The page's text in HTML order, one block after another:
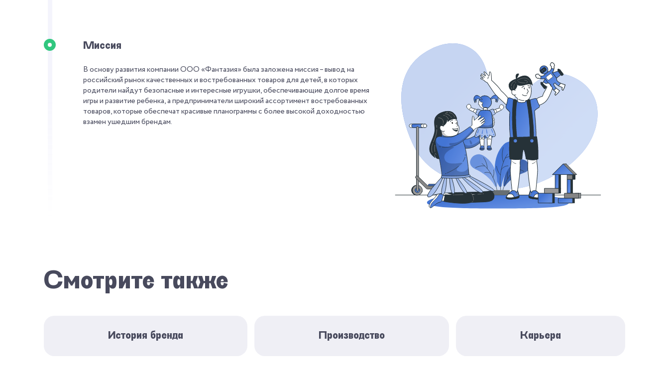
Миссия
В основу развития компании ООО «Фантазия» была заложена миссия – вывод на
российский рынок качественных и востребованных товаров для детей, в которых
родители найдут безопасные и интересные игрушки, обеспечивающие долгое время
игры и развитие ребенка, а предприниматели широкий ассортимент востребованных
товаров, которые обеспечат красивые планограммы с более высокой доходностью
взамен ушедшим брендам.
Смотрите также
История бренда Производство Карьера